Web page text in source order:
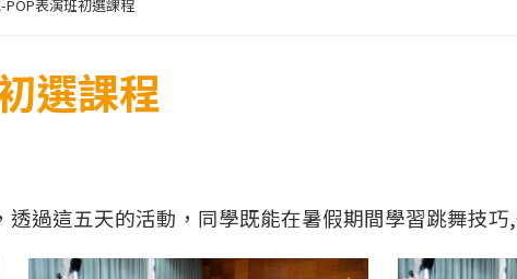
POP表演班初選課程
選課程
過這五天的活動，同學既能在暑假期間學習跳舞技巧